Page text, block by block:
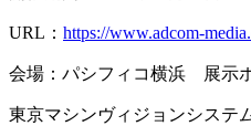
URL： https://www.adcom-
会場：パシフィコ横浜 展示
東京マシンヴィジョンシステ